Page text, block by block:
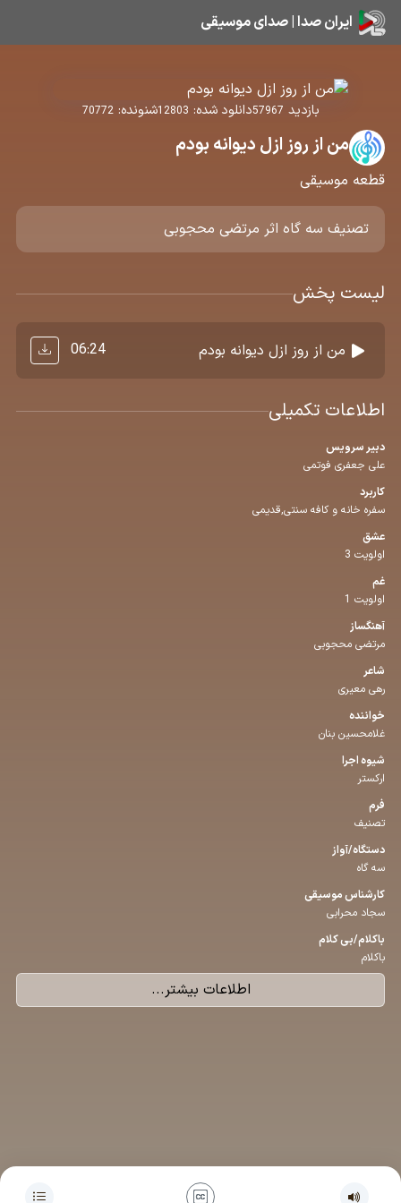
ایران صدا | صدای موسیقی
بازدید 57967دانلود شده: 12803شنونده: 70772
من از روز ازل دیوانه بودم
قطعه موسیقی
تصنیف سه گاه اثر مرتضی محجوبی
لیست پخش
من از روز ازل دیوانه بودم 06:24
اطلاعات تکمیلی
دبیر سرویس
علی جعفری فوتمی
کاربرد
سفره خانه و کافه سنتی,قدیمی
عشق
اولویت 3
غم
اولویت 1
آهنگساز
مرتضی محجوبی
شاعر
رهی معیری
خواننده
غلامحسین بنان
شیوه اجرا
ارکستر
فرم
تصنیف
دستگاه/آواز
سه گاه
كارشناس موسیقی
سجاد محرابی
باكلام/بی كلام
باکلام
اطلاعات بیشتر...